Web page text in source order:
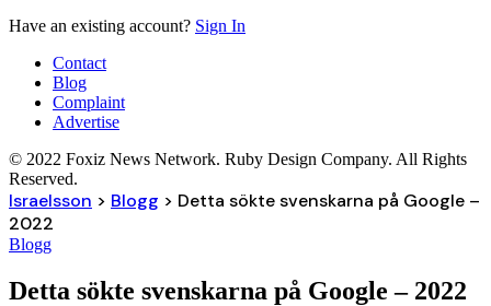
Have an existing account? Sign In
Contact
Blog
Complaint
Advertise
© 2022 Foxiz News Network. Ruby Design Company. All Rights
Reserved.
Israelsson > Blogg > Detta sökte svenskarna på Google –
2022
Blogg
Detta sökte svenskarna på Google – 2022